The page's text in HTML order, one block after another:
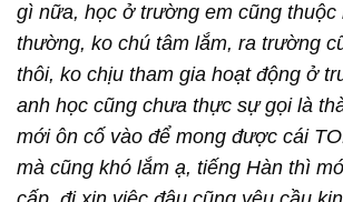
gì nữa, học ở trường em cũng thuộc
thường, ko chú tâm lắm, ra trường
thôi, ko chịu tham gia hoạt động ở
anh học cũng chưa thực sự gọi là
mới ôn cố vào để mong được cái
mà cũng khó lắm ạ, tiếng Hàn thì